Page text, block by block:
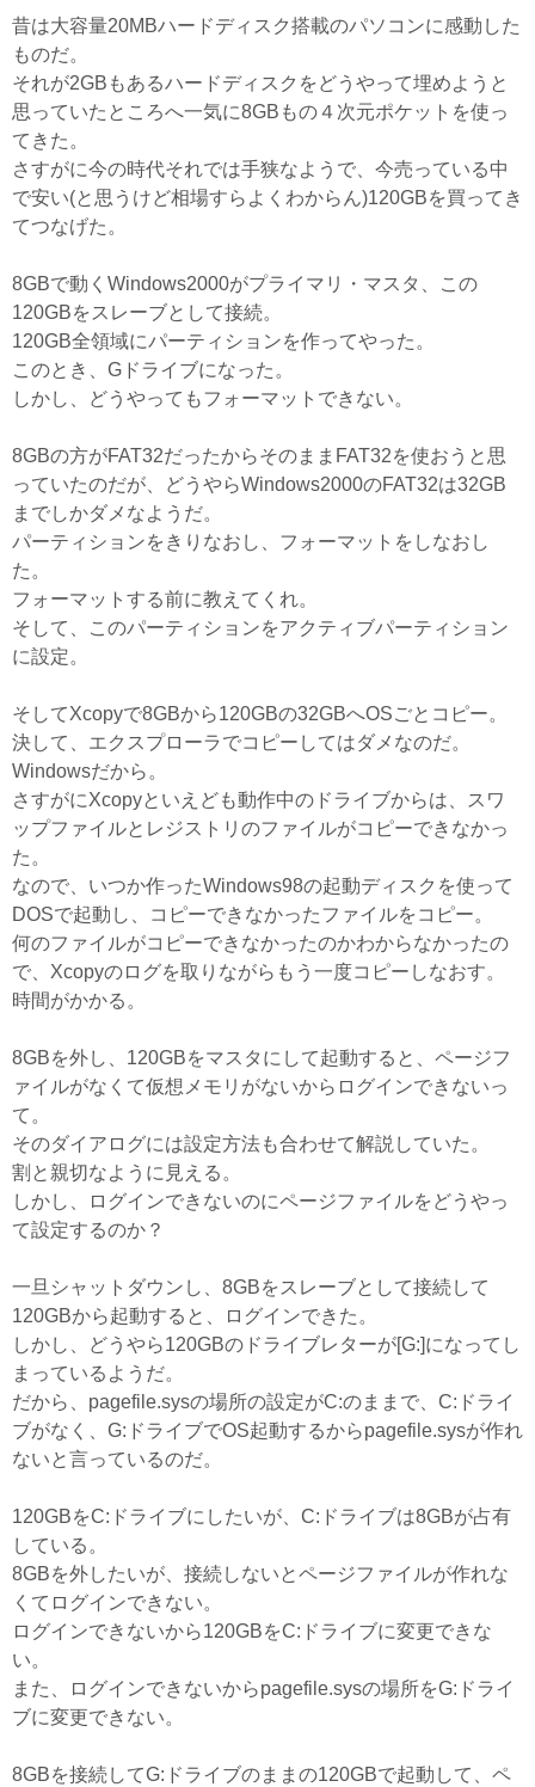
昔は大容量20MBハードディスク搭載のパソコンに感動した
ものだ。
それが2GBもあるハードディスクをどうやって埋めようと
思っていたところへ一気に8GBもの４次元ポケットを使っ
てきた。
さすがに今の時代それでは手狭なようで、今売っている中
で安い(と思うけど相場すらよくわからん)120GBを買ってき
てつなげた。
8GBで動くWindows2000がプライマリ・マスタ、この
120GBをスレーブとして接続。
120GB全領域にパーティションを作ってやった。
このとき、Gドライブになった。
しかし、どうやってもフォーマットできない。
8GBの方がFAT32だったからそのままFAT32を使おうと思
っていたのだが、どうやらWindows2000のFAT32は32GB
までしかダメなようだ。
パーティションをきりなおし、フォーマットをしなおし
た。
フォーマットする前に教えてくれ。
そして、このパーティションをアクティブパーティション
に設定。
そしてXcopyで8GBから120GBの32GBへOSごとコピー。
決して、エクスプローラでコピーしてはダメなのだ。
Windowsだから。
さすがにXcopyといえども動作中のドライブからは、スワ
ップファイルとレジストリのファイルがコピーできなかっ
た。
なので、いつか作ったWindows98の起動ディスクを使って
DOSで起動し、コピーできなかったファイルをコピー。
何のファイルがコピーできなかったのかわからなかったの
で、Xcopyのログを取りながらもう一度コピーしなおす。
時間がかかる。
8GBを外し、120GBをマスタにして起動すると、ページフ
ァイルがなくて仮想メモリがないからログインできないっ
て。
そのダイアログには設定方法も合わせて解説していた。
割と親切なように見える。
しかし、ログインできないのにページファイルをどうやっ
て設定するのか？
一旦シャットダウンし、8GBをスレーブとして接続して
120GBから起動すると、ログインできた。
しかし、どうやら120GBのドライブレターが[G:]になってし
まっているようだ。
だから、pagefile.sysの場所の設定がC:のままで、C:ドライ
ブがなく、G:ドライブでOS起動するからpagefile.sysが作れ
ないと言っているのだ。
120GBをC:ドライブにしたいが、C:ドライブは8GBが占有
している。
8GBを外したいが、接続しないとページファイルが作れな
くてログインできない。
ログインできないから120GBをC:ドライブに変更できな
い。
また、ログインできないからpagefile.sysの場所をG:ドライ
ブに変更できない。
8GBを接続してG:ドライブのままの120GBで起動して、ペ